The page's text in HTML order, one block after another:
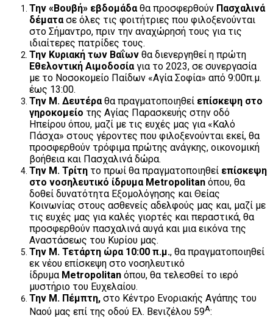
Την «Βουβή» εβδομάδα θα προσφερθούν Πασχαλινά
δέματα σε όλες τις φοιτήτριες που φιλοξενούνται
στο Σήμαντρο, πριν την αναχώρησή τους για τις
ιδιαίτερες πατρίδες τους.
Την Κυριακή των Βαΐων θα διενεργηθεί η πρώτη
Εθελοντική Αιμοδοσία για το 2023, σε συνεργασία
με το Νοσοκομείο Παίδων «Αγία Σοφία» από 9:00π.μ.
έως 13:00.
Την Μ. Δευτέρα θα πραγματοποιηθεί επίσκεψη στο
γηροκομείο της Αγίας Παρασκευής στην οδό
Ηπείρου όπου, μαζί με τις ευχές μας για «Καλό
Πάσχα» στους γέροντες που φιλοξενούνται εκεί, θα
προσφερθούν τρόφιμα πρώτης ανάγκης, οικονομική
βοήθεια και Πασχαλινά δώρα.
Την Μ. Τρίτη το πρωί θα πραγματοποιηθεί επίσκεψη
στο νοσηλευτικό ίδρυμα Metropolitan όπου, θα
δοθεί δυνατότητα Εξομολόγησης και Θείας
Κοινωνίας στους ασθενείς αδελφούς μας και, μαζί με
τις ευχές μας για καλές γιορτές και περαστικά, θα
προσφερθούν πασχαλινά αυγά και μια εικόνα της
Αναστάσεως του Κυρίου μας.
Την Μ. Τετάρτη ώρα 10:00 π.μ., θα πραγματοποιηθεί
εκ νέου επίσκεψη στο νοσηλευτικό
ίδρυμα Metropolitan όπου, θα τελεσθεί το ιερό
μυστήριο του Ευχελαίου.
Την Μ. Πέμπτη, στο Κέντρο Ενοριακής Αγάπης του
Ναού μας επί της οδού Ελ. Βενιζέλου 59Α: